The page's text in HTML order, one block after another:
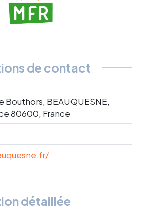
de contact
Bouthors, BEAUQUESNE,
80600, France
détaillée